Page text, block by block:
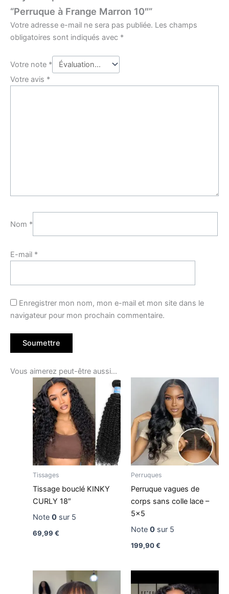
“Perruque à Frange Marron 10″”
Votre adresse e-mail ne sera pas publiée. Les champs
obligatoires sont indiqués avec *
Votre note *
Votre avis *
Nom *
E-mail *
Enregistrer mon nom, mon e-mail et mon site dans le
navigateur pour mon prochain commentaire.
Vous aimerez peut-être aussi…
Tissages
Tissage bouclé KINKY
CURLY 18″
Note 0sur 5
69,99 €
Perruques
Perruque vagues de
corps sans colle lace –
5×5
Note 0sur 5
199,90€